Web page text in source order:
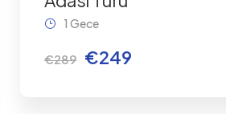
€289 €249
1 Gece